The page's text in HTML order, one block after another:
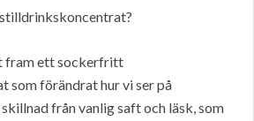
fram ett sockerfritt
som förändrat hur vi ser på
från vanlig saft och läsk, som